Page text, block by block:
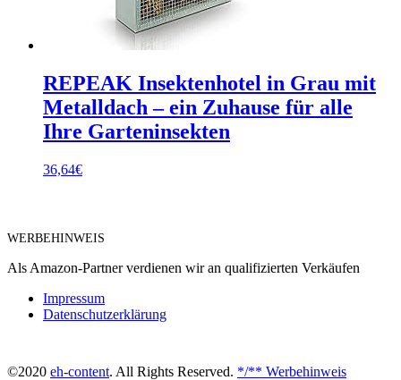
REPEAK Insektenhotel in Grau mit
Metalldach – ein Zuhause für alle
Ihre Garteninsekten
36,64€
WERBEHINWEIS
Als Amazon-Partner verdienen wir an qualifizierten Verkäufen
Impressum
Datenschutzerklärung
©2020 eh-content. All Rights Reserved. */** Werbehinweis